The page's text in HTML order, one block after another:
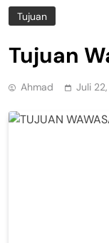
Tujuan
Tujuan
Ahmad Juli